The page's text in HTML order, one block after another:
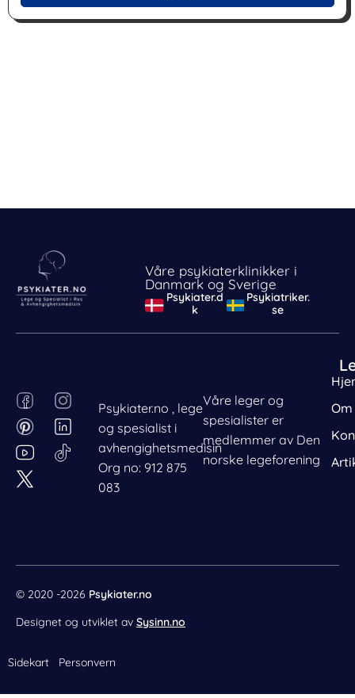
Våre psykiaterklinikker i
Danmark og Sverige
Psykiater.d
k
Psykiatriker.
se
Psykiater.no , lege
og spesialist i
avhengighetsmedisin
Org no: 912 875
083
Våre leger og
spesialister er
medlemmer av Den
norske legeforening
F
a
c
e
b
o
I
n
s
t
P
i
n
t
e
r
L
i
n
k
© 2020 -2026 Psykiater.no
Designet og utviklet av Sysinn.no
Sidekart Personvern